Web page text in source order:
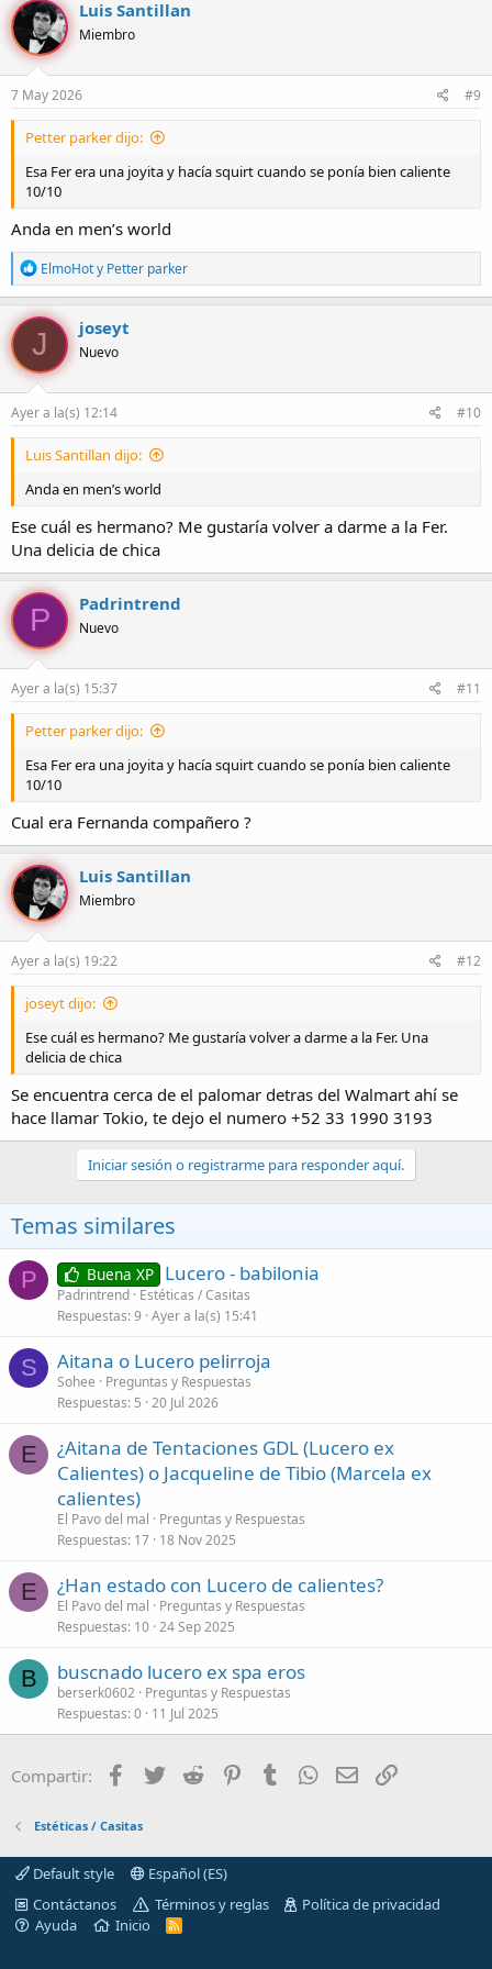
Una de las más gratas sorpresas que me ha gustado.
Q te traten así en realidad se agrad
Saludos y felices palos!!!!
c
i
o
n
e
s
Luis Santillan
Miembro
7 May 2026 #9
Petter parker dijo:
Esa Fer era una joyita y hacía squirt cuando se ponía bien caliente
10/10
Anda en men’s world
R
e
a
c
c
i
o
n
e
ElmoHoty Petter parker
J joseyt
Nuevo
Ayer a la(s) 12:14 #10
Luis Santillan dijo:
Anda en men’s world
Ese cuál es hermano? Me gustaría volver a darme a la Fer.
Una delicia de chica
P Padrintrend
Nuevo
Ayer a la(s) 15:37 #11
Petter parker dijo:
Esa Fer era una joyita y hacía squirt cuando se ponía bien caliente
10/10
Cual era Fernanda compañero ?
Luis Santillan
Miembro
Ayer a la(s) 19:22 #12
joseyt dijo:
Ese cuál es hermano? Me gustaría volver a darme a la Fer. Una
delicia de chica
Se encuentra cerca de el palomar detras del Walmart ahí se
hace llamar Tokio, te dejo el numero +52 33 1990 3193
Iniciar sesión o registrarme para responder aquí.
Temas similares
P Buena XP Lucero - babilonia
Padrintrend Estéticas / Casitas
Respuestas 9 Ayer a la(s) 15:41
S Aitana o Lucero pelirroja
Sohee
Preguntas y Respuestas
Respuestas 5 20 Jul 2026
E
¿Aitana de Tentaciones GDL (Lucero ex
Calientes) o Jacqueline de Tibio (Marcela ex
calientes)
El Pavo del mal
Preguntas y Respuestas
Respuestas 17 18 Nov 2025
E ¿Han estado con Lucero de calientes?
El Pavo del mal
Preguntas y Respuestas
Respuestas 10 24 Sep 2025
B buscnado lucero ex spa eros
berserk0602 Preguntas y Respuestas
Respuestas 0 11 Jul 2025
Compartir: Facebook
Twitter Reddit PinterestTumblrWhatsAppCorreo
Estéticas / Casitas
Default style
Español (ES)
Contáctanos
Términos y reglas
Política de privacidad
Ayuda
Inicio
R